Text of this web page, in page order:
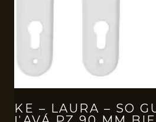
KE – LAURA – SO